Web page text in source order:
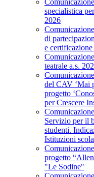
specialistica
2026
di
e
teatrale a.s.
del CAV ‘Mai
progetto
per Crescere
Servizio per il
studenti.
Istituzioni
progetto
"Le Sodine"